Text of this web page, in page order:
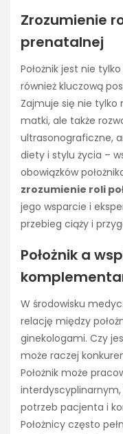
Zrozumienie
prenatalnej
Położnik jest nie
również kluczową
Zajmuje się nie
matki, ale także
ultrasonograficzne,
diety i stylu życia –
obowiązków
zrozumienie roli
jego wsparcie i
przebieg ciąży i
Położnik a
W środowisku
relację między
ginekologami. Czy
może raczej
Położnik może
interdyscyplinarnym,
potrzeb pacjenta i
Położnicy często